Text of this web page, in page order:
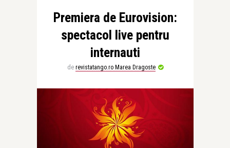
Premiera de Eurovision:
spectacol live pentru
internauti
de revistatango.ro Marea Dragoste